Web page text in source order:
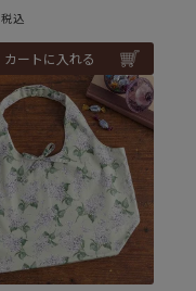
税込
カートに入れる